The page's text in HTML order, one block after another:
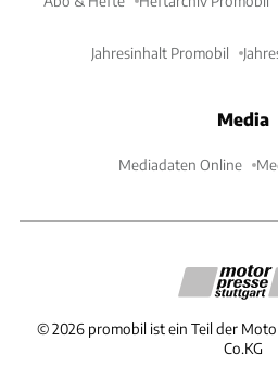
Jahresinhalt Promobil
Media
Mediadaten Online
©2026 promobil ist ein Teil der
Co.KG